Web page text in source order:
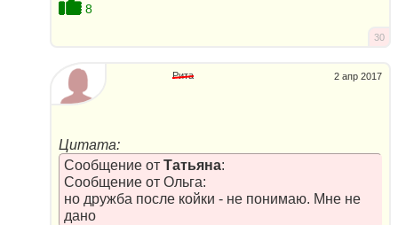
8
30
2 апр 2017
Рита
Цитата:
Сообщение от Татьяна:
Сообщение от Ольга:
но дружба после койки - не понимаю. Мне не
дано